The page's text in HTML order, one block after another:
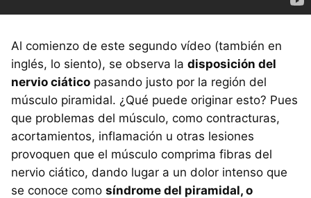
Al comienzo de este segundo vídeo (también en
inglés, lo siento), se observa la disposición del
nervio ciático pasando justo por la región del
músculo piramidal. ¿Qué puede originar esto? Pues
que problemas del músculo, como contracturas,
acortamientos, inflamación u otras lesiones
provoquen que el músculo comprima fibras del
nervio ciático, dando lugar a un dolor intenso que
se conoce como síndrome del piramidal, o